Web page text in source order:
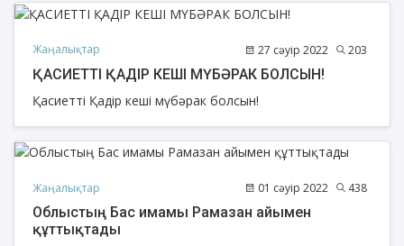
Жаңалықтар 27 сәуір 2022 203
ҚАСИЕТТІ ҚАДІР КЕШІ МҮБӘРАК БОЛСЫН!
Қасиетті Қадір кеші мүбәрак болсын!
Жаңалықтар 01 сәуір 2022 438
Облыстың Бас имамы Рамазан айымен
құттықтады